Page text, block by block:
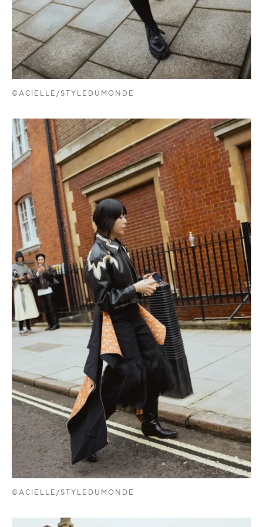
©ACIELLE/STYLEDUMONDE
©ACIELLE/STYLEDUMONDE